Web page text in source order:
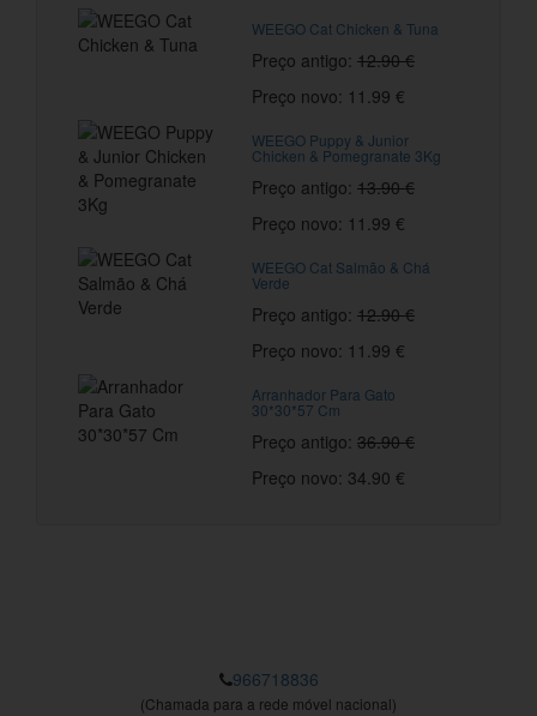
WEEGO Cat Chicken & Tuna
Preço antigo: 12.90 €
Preço novo: 11.99 €
WEEGO Puppy & Junior
Chicken & Pomegranate 3Kg
Preço antigo: 13.90 €
Preço novo: 11.99 €
WEEGO Cat Salmão & Chá
Verde
Preço antigo: 12.90 €
Preço novo: 11.99 €
Arranhador Para Gato
30*30*57 Cm
Preço antigo: 36.90 €
Preço novo: 34.90 €
966718836
(Chamada para a rede móvel nacional)